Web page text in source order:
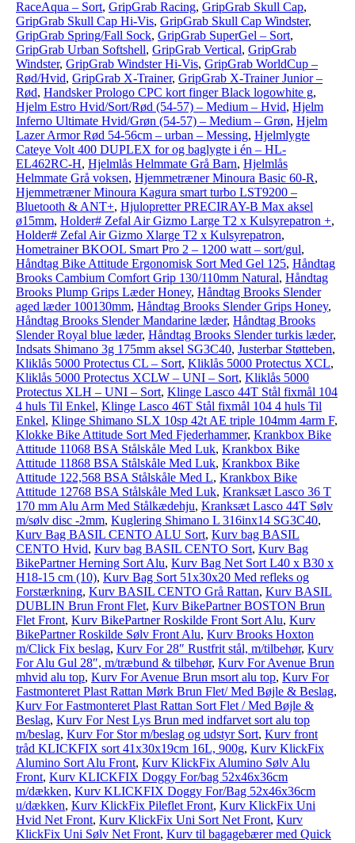
RaceAqua – Sort, GripGrab Racing, GripGrab Skull Cap,
GripGrab Skull Cap Hi-Vis, GripGrab Skull Cap Windster,
GripGrab Spring/Fall Sock, GripGrab SuperGel – Sort,
GripGrab Urban Softshell, GripGrab Vertical, GripGrab
Windster, GripGrab Windster Hi-Vis, GripGrab WorldCup –
Rød/Hvid, GripGrab X-Trainer, GripGrab X-Trainer Junior –
Rød, Handsker Prologo CPC kort finger Black logowhite g,
Hjelm Estro Hvid/Sort/Rød (54-57) – Medium – Hvid, Hjelm
Inferno Ultimate Hvid/Grøn (54-57) – Medium – Grøn, Hjelm
Lazer Armor Rød 54-56cm – urban – Messing, Hjelmlygte
Cateye Volt 400 DUPLEX for og baglygte i én – HL-
EL462RC-H, Hjelmlås Helmmate Grå Barn, Hjelmlås
Helmmate Grå voksen, Hjemmetræner Minoura Basic 60-R,
Hjemmetræner Minoura Kagura smart turbo LST9200 –
Bluetooth & ANT+, Hjulopretter PRECIRAY-B Max aksel
ø15mm, Holder# Zefal Air Gizmo Large T2 x Kulsyrepatron +,
Holder# Zefal Air Gizmo Xlarge T2 x Kulsyrepatron,
Hometrainer BKOOL Smart Pro 2 – 1200 watt – sort/gul,
Håndtag Bike Attitude Ergonomisk Sort Med Gel 125, Håndtag
Brooks Cambium Comfort Grip 130/110mm Natural, Håndtag
Brooks Plump Grips Læder Honey, Håndtag Brooks Slender
aged læder 100130mm, Håndtag Brooks Slender Grips Honey,
Håndtag Brooks Slender Mandarine læder, Håndtag Brooks
Slender Royal blue læder, Håndtag Brooks Slender turkis læder,
Indsats Shimano 3g 175mm aksel SG3C40, Justerbar Støtteben,
Kliklås 5000 Protectus CL – Sort, Kliklås 5000 Protectus XCL,
Kliklås 5000 Protectus XCLW – UNI – Sort, Kliklås 5000
Protectus XLH – UNI – Sort, Klinge Lasco 44T Stål fixmål 104
4 huls Til Enkel, Klinge Lasco 46T Stål fixmål 104 4 huls Til
Enkel, Klinge Shimano SLX 10sp 42t AE triple 104mm 4arm F,
Klokke Bike Attitude Sort Med Fjederhammer, Krankbox Bike
Attitude 11068 BSA Stålskåle Med Luk, Krankbox Bike
Attitude 11868 BSA Stålskåle Med Luk, Krankbox Bike
Attitude 122,568 BSA Stålskåle Med L, Krankbox Bike
Attitude 12768 BSA Stålskåle Med Luk, Kranksæt Lasco 36 T
170 mm Alu Arm Med Stålkædehju, Kranksæt Lasco 44T Sølv
m/sølv disc -2mm, Kuglering Shimano L 316inx14 SG3C40,
Kurv Bag BASIL CENTO ALU Sort, Kurv bag BASIL
CENTO Hvid, Kurv bag BASIL CENTO Sort, Kurv Bag
BikePartner Herning Sort Alu, Kurv Bag Net Sort L40 x B30 x
H18-15 cm (10), Kurv Bag Sort 51x30x20 Med refleks og
Forstærkning, Kurv BASIL CENTO Grå Rattan, Kurv BASIL
DUBLIN Brun Front Flet, Kurv BikePartner BOSTON Brun
Flet Front, Kurv BikePartner Roskilde Front Sort Alu, Kurv
BikePartner Roskilde Sølv Front Alu, Kurv Brooks Hoxton
m/Click Fix beslag, Kurv For 28″ Rustfrit stål, m/tilbehør, Kurv
For Alu Gul 28″, m/træbund & tilbehør, Kurv For Avenue Brun
mhvid alu top, Kurv For Avenue Brun msort alu top, Kurv For
Fastmonteret Plast Rattan Mørk Brun Flet/ Med Bøjle & Beslag,
Kurv For Fastmonteret Plast Rattan Sort Flet / Med Bøjle &
Beslag, Kurv For Nest Lys Brun med indfarvet sort alu top
m/beslag, Kurv For Stor m/beslag og udstyr Sort, Kurv front
tråd KLICKFIX sort 41x30x19cm 16L, 900g, Kurv KlickFix
Alumino Sort Alu Front, Kurv KlickFix Alumino Sølv Alu
Front, Kurv KLICKFIX Doggy For/bag 52x46x36cm
m/dækken, Kurv KLICKFIX Doggy For/Bag 52x46x36cm
u/dækken, Kurv KlickFix Pileflet Front, Kurv KlickFix Uni
Hvid Net Front, Kurv KlickFix Uni Sort Net Front, Kurv
KlickFix Uni Sølv Net Front, Kurv til bagagebærer med Quick